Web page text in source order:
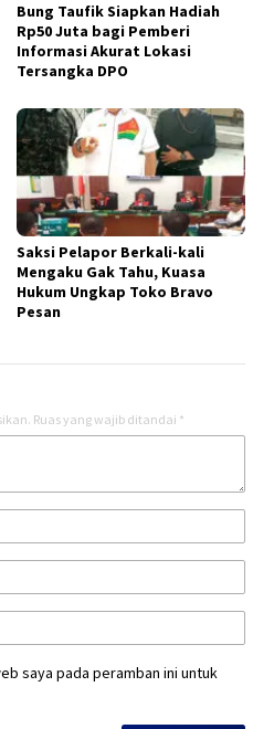
Bung Taufik Siapkan Hadiah
Rp50 Juta bagi Pemberi
Informasi Akurat Lokasi
Tersangka DPO
Saksi Pelapor Berkali-kali
Mengaku Gak Tahu, Kuasa
Hukum Ungkap Toko Bravo
Pesan
Ruas yang wajib ditandai *
saya pada peramban ini untuk